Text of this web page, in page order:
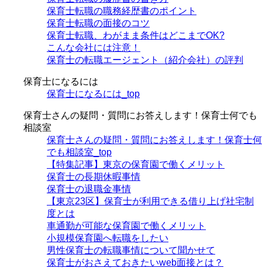
保育士転職の職務経歴書のポイント
保育士転職の面接のコツ
保育士転職、わがまま条件はどこまでOK?
こんな会社には注意！
保育士の転職エージェント（紹介会社）の評判
保育士になるには
保育士になるには_top
保育士さんの疑問・質問にお答えします！保育士何でも
相談室
保育士さんの疑問・質問にお答えします！保育士何
でも相談室_top
【特集記事】東京の保育園で働くメリット
保育士の長期休暇事情
保育士の退職金事情
【東京23区】保育士が利用できる借り上げ社宅制
度とは
車通勤が可能な保育園で働くメリット
小規模保育園へ転職をしたい
男性保育士の転職事情について聞かせて
保育士がおさえておきたいweb面接とは？